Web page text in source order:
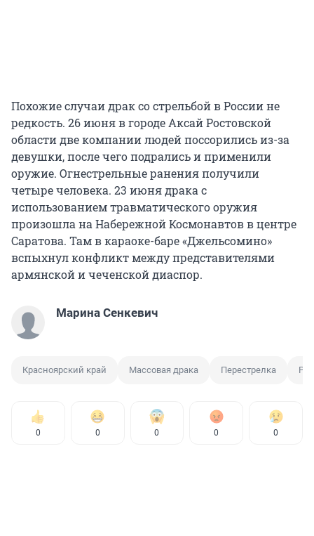
Похожие случаи драк со стрельбой в России не
редкость. 26 июня в городе Аксай Ростовской
области две компании людей поссорились из-за
девушки, после чего подрались и применили
оружие. Огнестрельные ранения получили
четыре человека. 23 июня драка с
использованием травматического оружия
произошла на Набережной Космонавтов в центре
Саратова. Там в караоке-баре «Джельсомино»
вспыхнул конфликт между представителями
армянской и чеченской диаспор.
Марина Сенкевич
Красноярский край Массовая драка Перестрелка
0 0 0 0 0